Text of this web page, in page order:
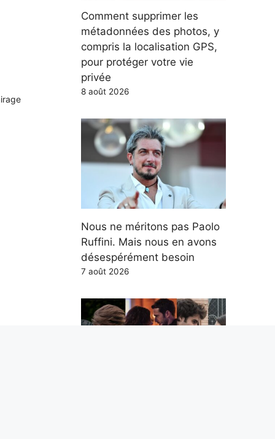
Comment supprimer les
métadonnées des photos, y
compris la localisation GPS,
pour protéger votre vie
privée
8 août 2026
Nous ne méritons pas Paolo
Ruffini. Mais nous en avons
désespérément besoin
7 août 2026